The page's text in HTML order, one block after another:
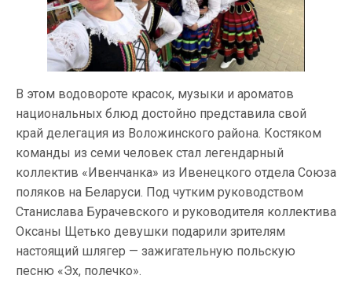
В этом водовороте красок, музыки и ароматов
национальных блюд достойно представила свой
край делегация из Воложинского района. Костяком
команды из семи человек стал легендарный
коллектив «Ивенчанка» из Ивенецкого отдела Союза
поляков на Беларуси. Под чутким руководством
Станислава Бурачевского и руководителя коллектива
Оксаны Щетько девушки подарили зрителям
настоящий шлягер — зажигательную польскую
песню «Эх, полечко».